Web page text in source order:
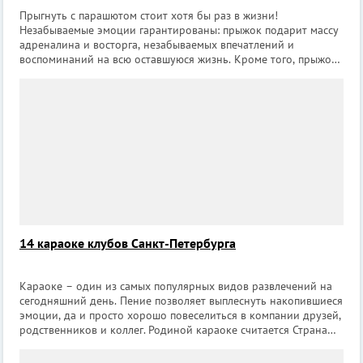
Прыгнуть с парашютом стоит хотя бы раз в жизни!
Незабываемые эмоции гарантированы: прыжок подарит массу
адреналина и восторга, незабываемых впечатлений и
воспоминаний на всю оставшуюся жизнь. Кроме того, прыжок
14 караоке клубов Санкт-Петербурга
Караоке – один из самых популярных видов развлечений на
сегодняшний день. Пение позволяет выплеснуть накопившиеся
эмоции, да и просто хорошо повеселиться в компании друзей,
родственников и коллег. Родиной караоке считается Страна